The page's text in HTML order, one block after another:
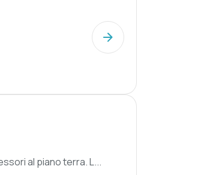
accessori al piano terra. L...